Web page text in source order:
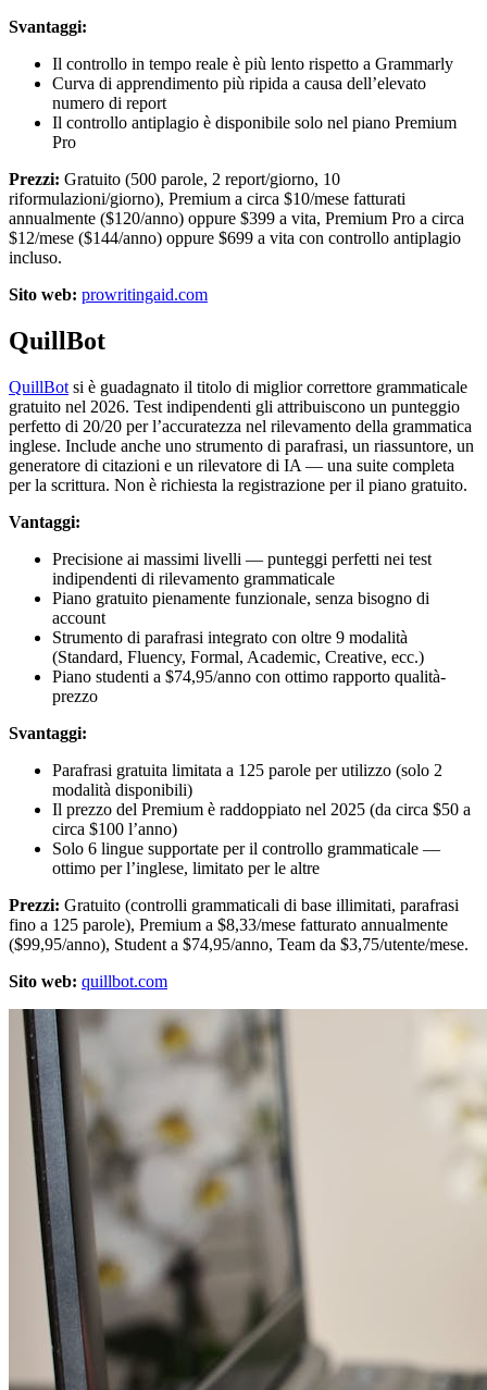
Svantaggi:
Il controllo in tempo reale è più lento rispetto a Grammarly
Curva di apprendimento più ripida a causa dell’elevato
numero di report
Il controllo antiplagio è disponibile solo nel piano Premium
Pro
Prezzi: Gratuito (500 parole, 2 report/giorno, 10
riformulazioni/giorno), Premium a circa $10/mese fatturati
annualmente ($120/anno) oppure $399 a vita, Premium Pro a circa
$12/mese ($144/anno) oppure $699 a vita con controllo antiplagio
incluso.
Sito web: prowritingaid.com
QuillBot
QuillBot si è guadagnato il titolo di miglior correttore grammaticale
gratuito nel 2026. Test indipendenti gli attribuiscono un punteggio
perfetto di 20/20 per l’accuratezza nel rilevamento della grammatica
inglese. Include anche uno strumento di parafrasi, un riassuntore, un
generatore di citazioni e un rilevatore di IA — una suite completa
per la scrittura. Non è richiesta la registrazione per il piano gratuito.
Vantaggi:
Precisione ai massimi livelli — punteggi perfetti nei test
indipendenti di rilevamento grammaticale
Piano gratuito pienamente funzionale, senza bisogno di
account
Strumento di parafrasi integrato con oltre 9 modalità
(Standard, Fluency, Formal, Academic, Creative, ecc.)
Piano studenti a $74,95/anno con ottimo rapporto qualità-
prezzo
Svantaggi:
Parafrasi gratuita limitata a 125 parole per utilizzo (solo 2
modalità disponibili)
Il prezzo del Premium è raddoppiato nel 2025 (da circa $50 a
circa $100 l’anno)
Solo 6 lingue supportate per il controllo grammaticale —
ottimo per l’inglese, limitato per le altre
Prezzi: Gratuito (controlli grammaticali di base illimitati, parafrasi
fino a 125 parole), Premium a $8,33/mese fatturato annualmente
($99,95/anno), Student a $74,95/anno, Team da $3,75/utente/mese.
Sito web: quillbot.com